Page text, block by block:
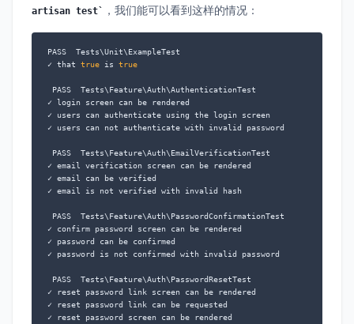
artisan test
，我们能可以看到这样的情况：
PASS  Tests\Unit\ExampleTest
✓ that true is true
PASS  Tests\Feature\Auth\AuthenticationTest
✓ login screen can be rendered
✓ users can authenticate using the login screen
✓ users can not authenticate with invalid password
PASS  Tests\Feature\Auth\EmailVerificationTest
✓ email verification screen can be rendered
✓ email can be verified
✓ email is not verified with invalid hash
PASS  Tests\Feature\Auth\PasswordConfirmationTest
✓ confirm password screen can be rendered
✓ password can be confirmed
✓ password is not confirmed with invalid password
PASS  Tests\Feature\Auth\PasswordResetTest
✓ reset password link screen can be rendered
✓ reset password link can be requested
✓ reset password screen can be rendered